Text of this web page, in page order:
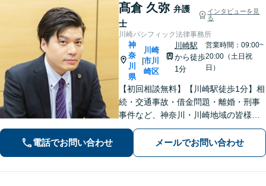
髙倉 久弥 弁護
士
インタビューを見
る
川崎パシフィック法律事務所
神
奈
川
県
|
川崎
市川
崎区
川崎駅
から徒歩
1分
営業時間：09:00~
20:00（土日祝
日）
【初回相談無料】【川崎駅徒歩1分】相
続・交通事故・借金問題・離婚・刑事
事件など、神奈川・川崎地域の皆様の
法律問題を解決すべく、親身になって
取り組みます。クチコミ・リピーター
の方も多数。お気軽にお問い合わせ下
電話でお問い合わせ メールでお問い合わせ